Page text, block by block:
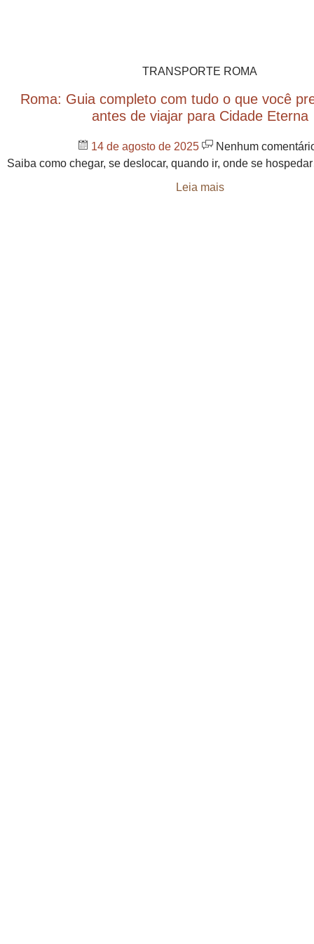
TRANSPORTE ROMA
Roma: Guia completo com tudo o que você
antes de viajar para Cidade Eterna
14 de agosto de 2025
Nenhum
Saiba como chegar, se deslocar, quando ir, onde se
Leia mais